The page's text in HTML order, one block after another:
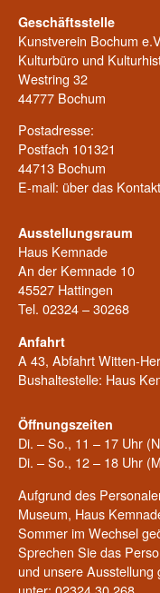
Geschäftsstelle
Kunstverein Bochum
Kulturbüro und
Westring 32
44777 Bochum
Postadresse:
Postfach 101321
44713 Bochum
E-mail: über das
Ausstellungsraum
Haus Kemnade
An der Kemnade 10
45527 Hattingen
Tel. 02324 – 30268
Anfahrt
A 43, Abfahrt Witten-
Bushaltestelle: Haus
Öffnungszeiten
Di. – So., 11 – 17 Uhr
Di. – So., 12 – 18 Uhr
Aufgrund des
Museum, Haus
Sommer im Wechsel
Sprechen Sie das
und unsere